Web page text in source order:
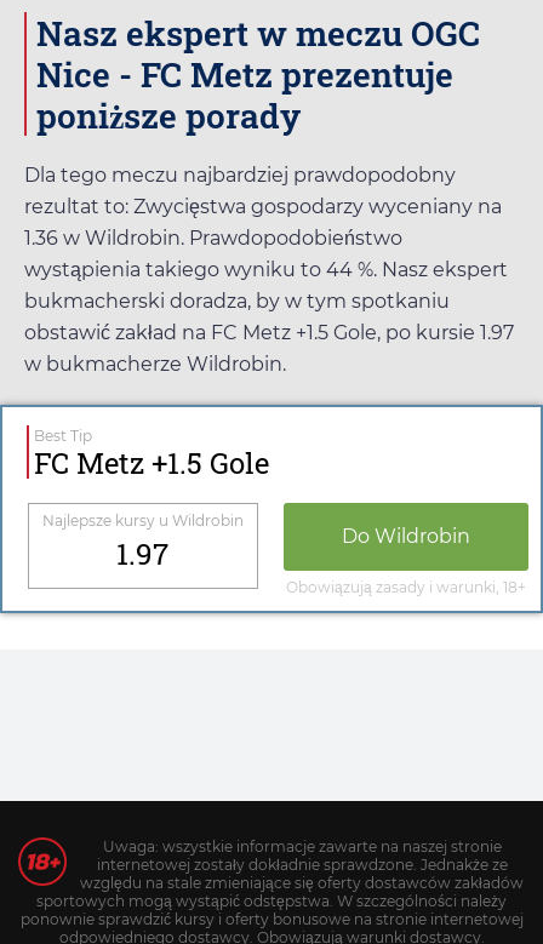
Nasz ekspert w meczu OGC
Nice - FC Metz prezentuje
poniższe porady
Dla tego meczu najbardziej prawdopodobny
rezultat to: Zwycięstwa gospodarzy wyceniany na
1.36 w Wildrobin. Prawdopodobieństwo
wystąpienia takiego wyniku to 44 %. Nasz ekspert
bukmacherski doradza, by w tym spotkaniu
obstawić zakład na FC Metz +1.5 Gole, po kursie 1.97
w bukmacherze Wildrobin.
Best Tip
FC Metz +1.5 Gole
Najlepsze kursy u Wildrobin
1.97 Do Wildrobin
Obowiązują zasady i warunki, 18+
Uwaga: wszystkie informacje zawarte na naszej stronie
internetowej zostały dokładnie sprawdzone. Jednakże ze
względu na stale zmieniające się oferty dostawców zakładów
sportowych mogą wystąpić odstępstwa. W szczególności należy
ponownie sprawdzić kursy i oferty bonusowe na stronie internetowej
odpowiedniego dostawcy. Obowiązują warunki dostawcy.